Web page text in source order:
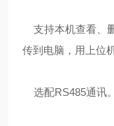
支持本机查看、
传到电脑，用上位
选配RS485通讯。